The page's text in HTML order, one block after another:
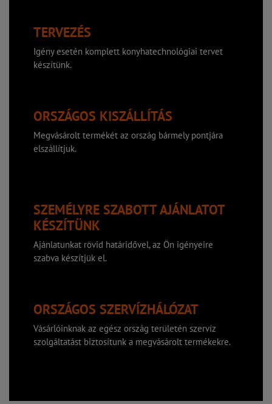
TERVEZÉS
Igény esetén komplett konyhatechnológiai tervet
készítünk.
ORSZÁGOS KISZÁLLÍTÁS
Megvásárolt termékét az ország bármely pontjára
elszállítjuk.
SZEMÉLYRE SZABOTT AJÁNLATOT
KÉSZÍTÜNK
Ajánlatunkat rövid határidővel, az Ön igényeire
szabva készítjük el.
ORSZÁGOS SZERVÍZHÁLÓZAT
Vásárlóinknak az egész ország területén szervíz
szolgáltatást biztosítunk a megvásárolt termékekre.